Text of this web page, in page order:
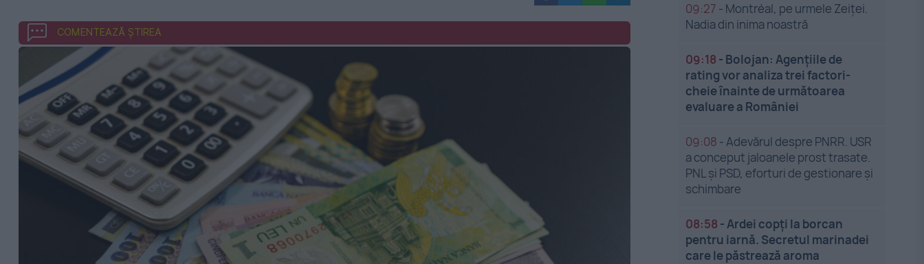
COMENTEAZĂ ȘTIREA
09:27 - Montréal, pe urmele Zeiței.
Nadia din inima noastră
09:18 - Bolojan: Agențiile de
rating vor analiza trei factori-
cheie înainte de următoarea
evaluare a României
09:08 -Adevărul despre PNRR. USR
a conceput jaloanele prost trasate.
PNL și PSD, eforturi de gestionare și
schimbare
08:58 -Ardei copți la borcan
pentru iarnă. Secretul marinadei
care le păstrează aroma